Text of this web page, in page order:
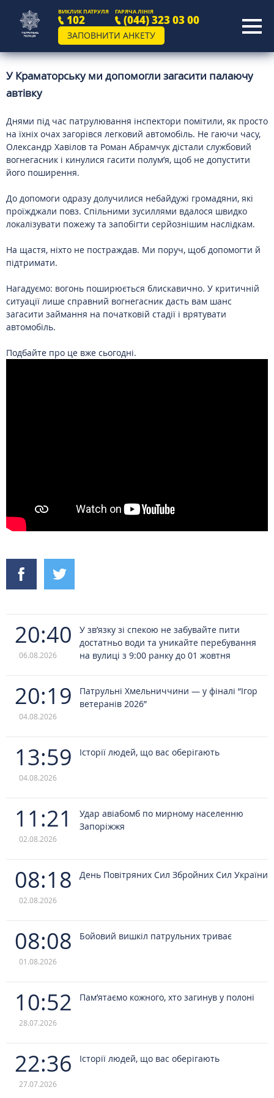
ВИКЛИК ПАТРУЛЯ
102
ГАРЯЧА ЛІНІЯ
(044) 323 03 00
ЗАПОВНИТИ АНКЕТУ
20:40
06.08.2026
У зв’язку зі спекою не забувайте пити
достатньо води та уникайте перебування
на вулиці з 9:00 ранку до 01 жовтня
20:19
04.08.2026
Патрульні Хмельниччини — у фіналі “Ігор
ветеранів 2026”
13:59
04.08.2026
Історії людей, що вас оберігають
11:21
02.08.2026
Удар авіабомб по мирному населенню
Запоріжжя
08:18
02.08.2026
День Повітряних Сил Збройних Сил України
08:08
01.08.2026
Бойовий вишкіл патрульних триває
10:52
28.07.2026
Пам’ятаємо кожного, хто загинув у полоні
22:36
27.07.2026
Історії людей, що вас оберігають
У Краматорську ми допомогли загасити палаючу
автівку
Днями під час патрулювання інспектори помітили, як просто
на їхніх очах загорівся легковий автомобіль. Не гаючи часу,
Олександр Хавілов та Роман Абрамчук дістали службовий
вогнегасник і кинулися гасити полум’я, щоб не допустити
його поширення.
До допомоги одразу долучилися небайдужі громадяни, які
проїжджали повз. Спільними зусиллями вдалося швидко
локалізувати пожежу та запобігти серйознішим наслідкам.
На щастя, ніхто не постраждав. Ми поруч, щоб допомогти й
підтримати.
Нагадуємо: вогонь поширюється блискавично. У критичній
ситуації лише справний вогнегасник дасть вам шанс
загасити займання на початковій стадії і врятувати
автомобіль.
Подбайте про це вже сьогодні.